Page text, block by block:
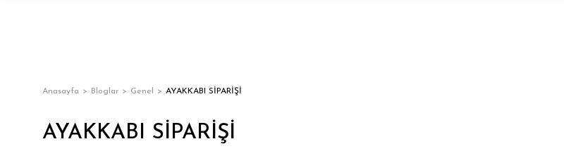
Anasayfa Bloglar Genel AYAKKABI SİPARİŞİ
AYAKKABI SİPARİŞİ